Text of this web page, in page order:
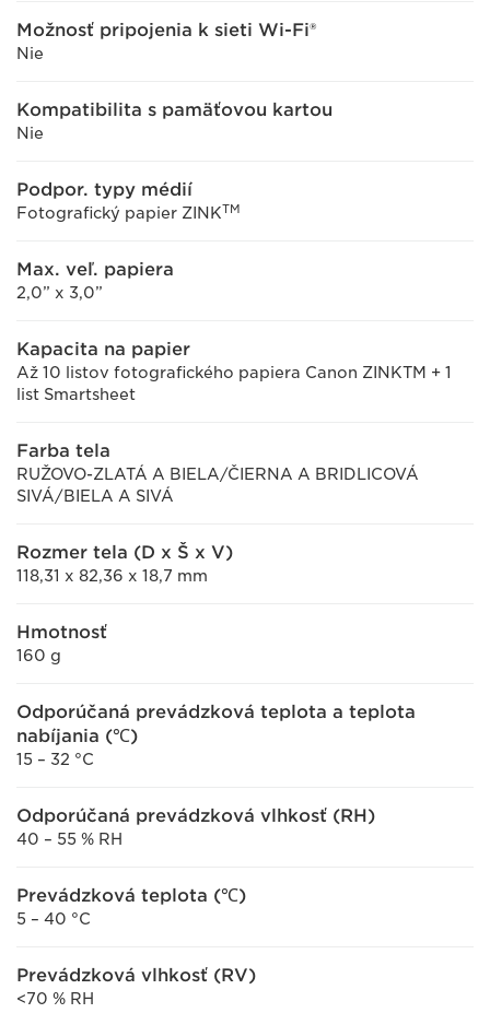
Možnosť pripojenia k sieti Wi-Fi®
Nie
Kompatibilita s pamäťovou kartou
Nie
Podpor. typy médií
Fotografický papier ZINKTM
Max. veľ. papiera
2,0” x 3,0”
Kapacita na papier
Až 10 listov fotografického papiera Canon ZINKTM + 1
list Smartsheet
Farba tela
RUŽOVO-ZLATÁ A BIELA/ČIERNA A BRIDLICOVÁ
SIVÁ/BIELA A SIVÁ
Rozmer tela (D x Š x V)
118,31 x 82,36 x 18,7 mm
Hmotnosť
160 g
Odporúčaná prevádzková teplota a teplota
nabíjania (℃)
15 – 32 °C
Odporúčaná prevádzková vlhkosť (RH)
40 – 55 % RH
Prevádzková teplota (℃)
5 – 40 °C
Prevádzková vlhkosť (RV)
<70 % RH